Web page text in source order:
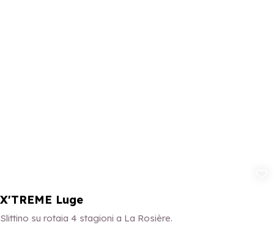
X'TREME Luge
Slittino su rotaia 4 stagioni a La Rosière.